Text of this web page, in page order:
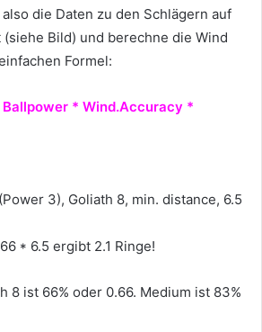
die Daten zu den Schlägern auf
Bild) und berechne die Wind
Formel:
* Wind.Accuracy *
3), Goliath 8, min. distance, 6.5
* 6.5 ergibt 2.1 Ringe!
8 ist 66% oder 0.66. Medium ist 83%